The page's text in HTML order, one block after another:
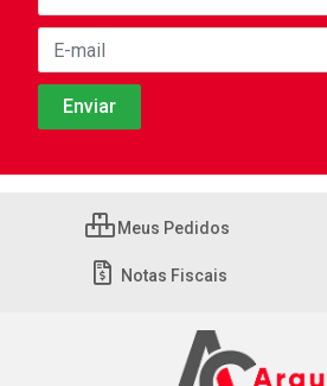
Meus Pedidos
Notas Fiscais